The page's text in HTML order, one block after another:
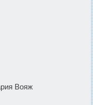
Вояж